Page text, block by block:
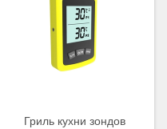
Гриль кухни зондов